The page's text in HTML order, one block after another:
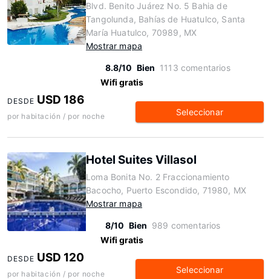
Blvd. Benito Juárez No. 5 Bahia de
Tangolunda, Bahías de Huatulco, Santa
María Huatulco, 70989, MX
Mostrar mapa
8.8/10 Bien 1113 comentarios
Wifi gratis
DESDE USD 186
por habitación / por noche Seleccionar
Hotel Suites Villasol
Loma Bonita No. 2 Fraccionamiento
Bacocho, Puerto Escondido, 71980, MX
Mostrar mapa
8/10 Bien 989 comentarios
Wifi gratis
DESDE USD 120
por habitación / por noche Seleccionar